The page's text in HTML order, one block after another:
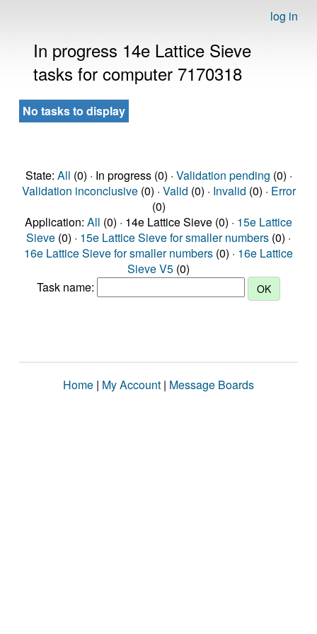
log in
In progress 14e Lattice Sieve
tasks for computer 7170318
No tasks to display
State: All (0) · In progress (0) · Validation pending (0) ·
Validation inconclusive(0) · Valid (0) · Invalid (0) · Error
(0)
Application: All (0) · 14e Lattice Sieve (0) · 15e Lattice
Sieve (0) · 15e Lattice Sieve for smaller numbers (0) ·
16e Lattice Sieve for smaller numbers (0) · 16e Lattice
Sieve V5 (0)
Task name:
Home | My Account | Message Boards